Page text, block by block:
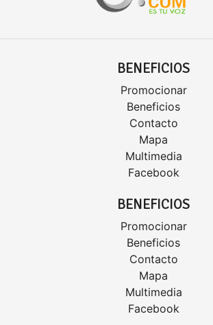
BENEFICIOS
Promocionar
Beneficios
Contacto
Mapa
Multimedia
Facebook
BENEFICIOS
Promocionar
Beneficios
Contacto
Mapa
Multimedia
Facebook